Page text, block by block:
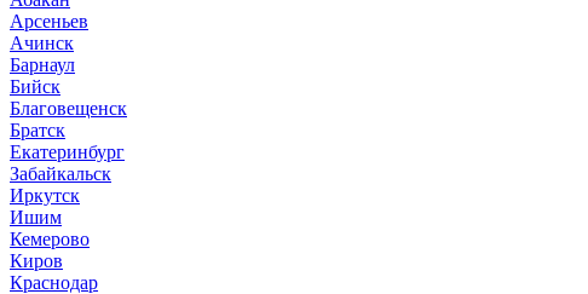
Арсеньев
Ачинск
Барнаул
Бийск
Благовещенск
Братск
Екатеринбург
Забайкальск
Иркутск
Ишим
Кемерово
Киров
Краснодар